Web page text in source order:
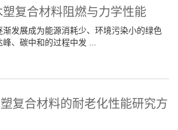
复合材料阻燃与力学性能
发展成为能源消耗少、环境污染小的绿色
、碳中和的过程中发 ...
复合材料的耐老化性能研究方